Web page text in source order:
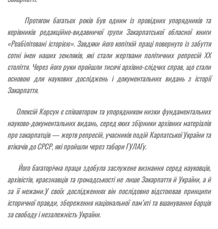
Протягом багатьох років був одним із провідних упорядників та
керівників редакційно-видавничої групи Закарпатської обласної книги
«Реабілітовані історією». Завдяки його копіткій праці повернуто із забуття
сотні імен наших земляків, які стали жертвами політичних репресій ХХ
століття. Через його руки пройшли тисячі архівно-слідчих справ, що стали
основою для наукових досліджень і документальних видань з історії
Закарпаття.
Олексій Корсун є співавтором та упорядником низки фундаментальних
науково-документальних видань, серед яких збірники архівних матеріалів
про закарпатців — жертв репресій, учасників подій Карпатської України та
втікачів до СРСР, які пройшли через табори ГУЛАГу.
Його багаторічна праця здобула заслужене визнання серед науковців,
архівістів, краєзнавців та громадськості не лише Закарпаття й України, а й
за її межами.У своїх дослідженнях він послідовно відстоював принципи
історичної правди, збереження національної пам’яті та вшанування борців
за свободу і незалежність України.